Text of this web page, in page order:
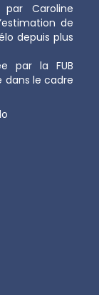
Caroline
de
depuis plus
par la FUB
dans le cadre